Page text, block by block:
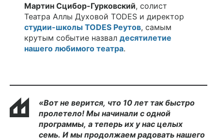
Мартин Сцибор-Гурковский, солист
Театра Аллы Духовой TODES и директор
студии-школы TODES Реутов, самым
крутым событие назвал десятилетие
нашего любимого театра.
«Вот не верится, что 10 лет такбыстро
пролетело! Мы начинали с одной
программы, а теперь их унас целых
семь. И мы продолжаем радовать нашего